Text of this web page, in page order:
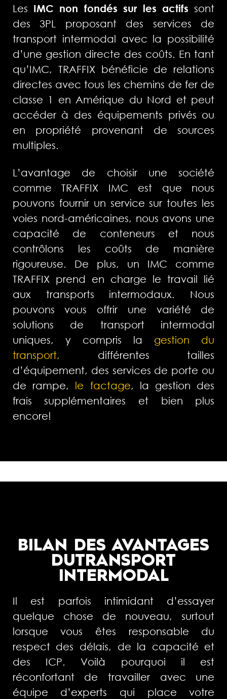
Les IMC non fondés sur les actifssont
des 3PL proposant des services de
transport intermodal avec la possibilité
d’une gestion directe des coûts. En tant
qu’IMC, TRAFFIX bénéficie de relations
directes avec tous les chemins de fer de
classe 1 en Amérique du Nord et peut
accéder à des équipements privés ou
en propriété provenant de sources
multiples.
L’avantage de choisir une société
comme TRAFFIX IMC est que nous
pouvons fournir un service sur toutes les
voies nord-américaines, nous avons une
capacité de conteneurs et nous
contrôlons les coûts de manière
rigoureuse. De plus, un IMC comme
TRAFFIX prend en charge le travail lié
aux transports intermodaux. Nous
pouvons vous offrir une variété de
solutions de transport intermodal
uniques, y compris la gestion du
transport, différentes tailles
d’équipement, des services de porte ou
de rampe, le factage, la gestion des
frais supplémentaires et bien plus
encore!
BILAN DES AVANTAGES
DUTRANSPORT
INTERMODAL
Il est parfois intimidant d’essayer
quelque chose de nouveau, surtout
lorsque vous êtes responsable du
respect des délais, de la capacité et
des ICP. Voilà pourquoi il est
réconfortant de travailler avec une
équipe d’experts qui place votre